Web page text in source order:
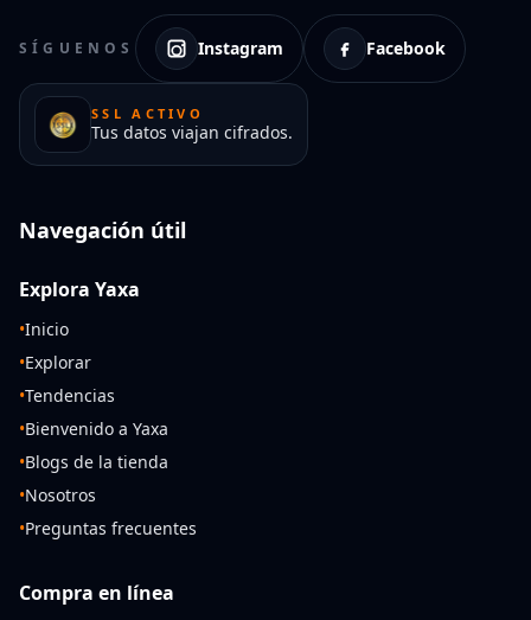
SÍGUENOS Instagram Facebook
SSL ACTIVO
Tus datos viajan cifrados.
Navegación útil
Explora Yaxa
•Inicio
•Explorar
•Tendencias
•Bienvenido a Yaxa
•Blogs de la tienda
•Nosotros
•Preguntas frecuentes
Compra en línea